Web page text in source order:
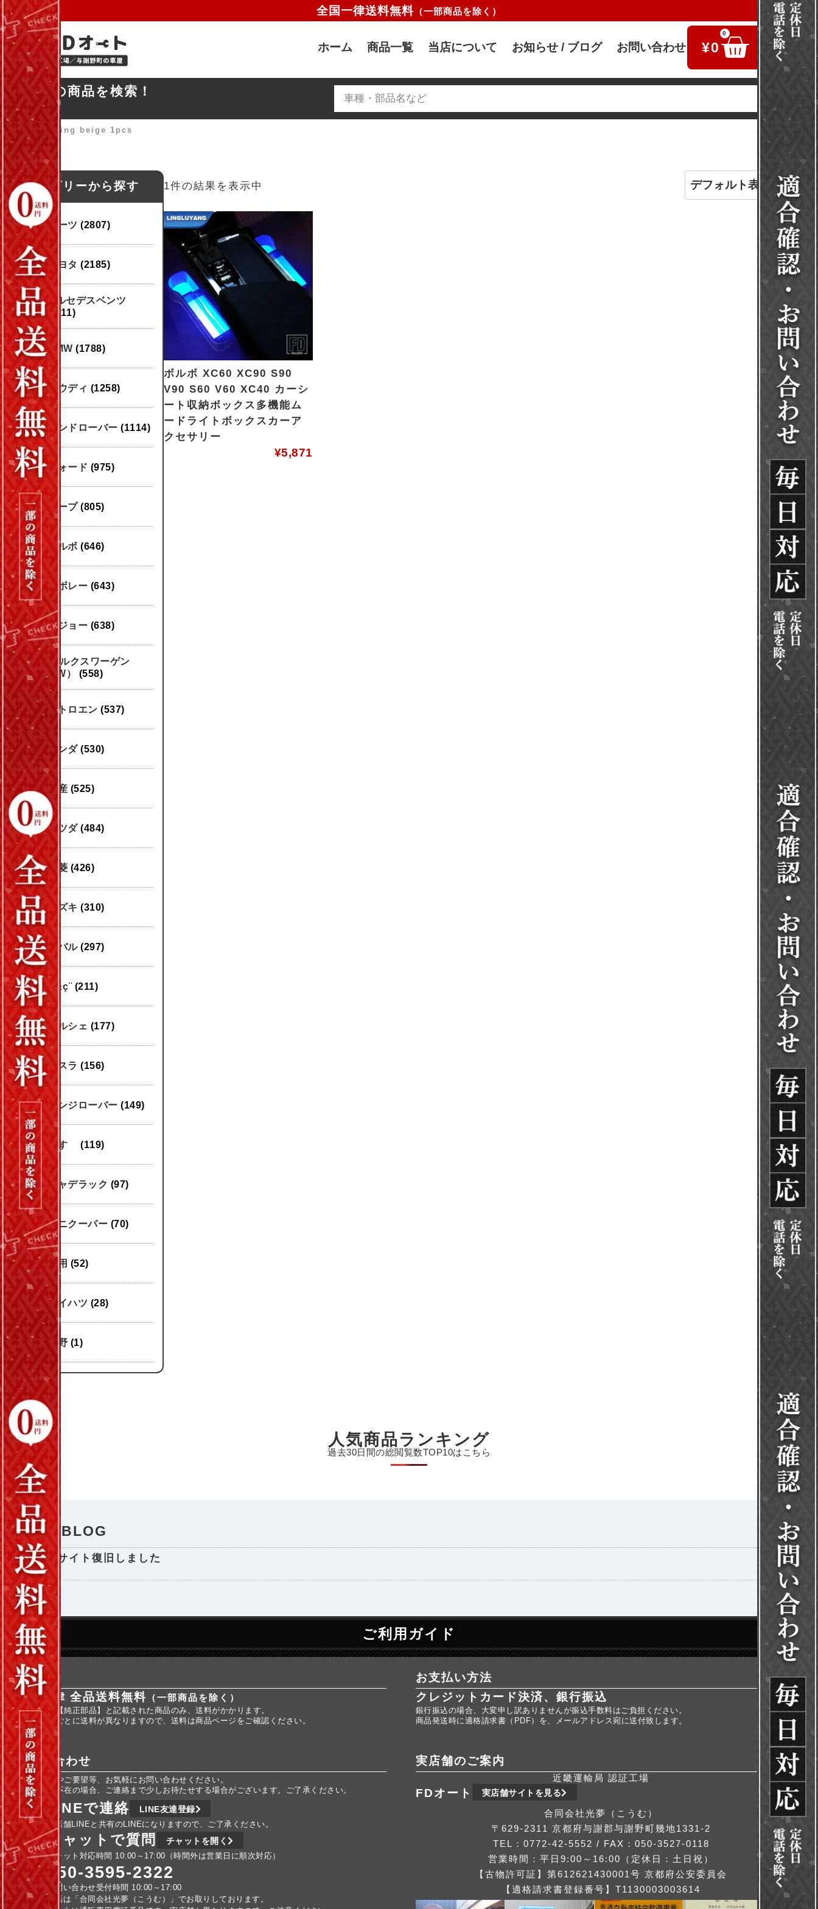
全国一律送料無料 （一部商品を除く）
ホーム 商品一覧 当店について お知らせ / ブログ お問い合わせ ¥0
0
お探しの商品を検索！
ホーム » Driving beige 1pcs
カテゴリーから探す
パーツ (2807)
トヨタ (2185)
メルセデスベンツ
(1911)
BMW (1788)
アウディ (1258)
ランドローバー (1114)
フォード (975)
ジープ (805)
ボルボ (646)
シボレー (643)
プジョー (638)
フォルクスワーゲン
（VW） (558)
シトロエン (537)
ホンダ (530)
日産 (525)
マツダ (484)
三菱 (426)
スズキ (310)
スバル (297)
æ±ç¨ (211)
ポルシェ (177)
テスラ (156)
レンジローバー (149)
いすゞ (119)
キャデラック (97)
ミニクーパー (70)
汎用 (52)
ダイハツ (28)
日野 (1)
1件の結果を表示中
ボルボ XC60 XC90 S90
V90 S60 V60 XC40 カーシ
ート収納ボックス多機能ム
ードライトボックスカーア
クセサリー
¥5,871
人気商品ランキング
過去30日間の総閲覧数TOP10はこちら
NEWS / BLOG
2025-08-29 サイト復旧しました
一覧を見る
ご利用ガイド
送料
全国一律 全品送料無料 （一部商品を除く）
※商品名に【純正部品】と記載された商品のみ、送料がかかります。
※純正部品ごとに送料が異なりますので、送料は商品ページをご確認ください。
お支払い方法
クレジットカード決済、銀行振込
銀行振込の場合、大変申し訳ありませんが振込手数料はご負担ください。
商品発送時に適格請求書（PDF）を、メールアドレス宛に送付致します。
お問い合わせ
ご不明な点やご要望等、お気軽にお問い合わせください。
車検などで不在の場合、ご連絡まで少しお待たせする場合がございます。ご了承ください。
LINEで連絡 LINE友達登録
実店舗LINEと共有のLINEになりますので、ご了承ください。
チャットで質問 チャットを開く
チャット対応時間 10:00～17:00（時間外は営業日に順次対応）
050-3595-2322
お問い合わせ受付時間 10:00～17:00
電話は「合同会社光夢（こうむ）」でお取りしております。
実店舗のご案内
近畿運輸局 認証工場
FDオート 実店舗サイトを見る
合同会社光夢（こうむ）
〒629-2311 京都府与謝郡与謝野町幾地1331-2
TEL：0772-42-5552 / FAX：050-3527-0118
営業時間：平日9:00～16:00（定休日：土日祝）
【古物許可証】第612621430001号 京都府公安委員会
【適格請求書登録番号】T1130003003614